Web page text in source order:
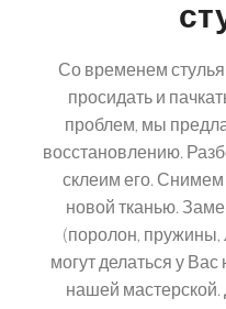
Со временем
просидать и
проблем, мы
восстановлению.
склеим его.
новой тканью.
(поролон, пружины,
могут делаться у
нашей